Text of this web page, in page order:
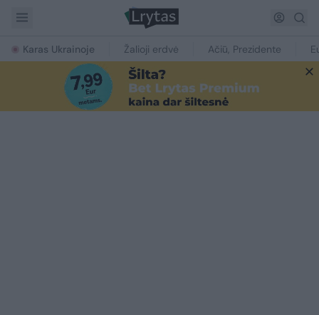
Karas Ukrainoje Žalioji erdvė Ačiū, Prezidente